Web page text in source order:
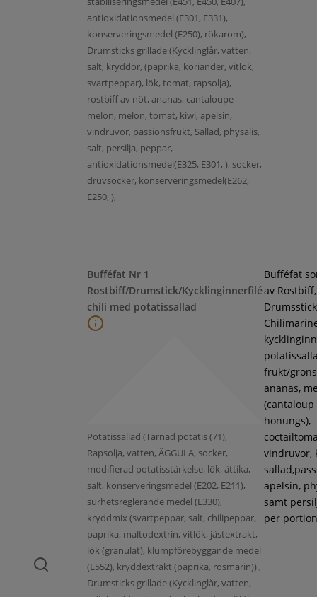
antioxidationsmedel (E301, E331),
konserveringsmedel (E250), rökarom),
Drumsticks grillade (Kycklinglår, vatten,
salt, kryddor, (paprika, koriander, vitlök,
svartpeppar), lök, tomat, rapsolja),
rostbiff av nöt, ananas, cantaloupe
melon, melon, tomat, kiwi, apelsin,
vindruvor, passionsfrukt, Sallad, physalis,
salt, persilja, peppar,
antioxidationsmedel(E325, E301, ), socker,
druvsocker, konserveringsmedel(E262,
E250, ),
Bufféfat Nr 1
Rostbiff/Drumstick/Kycklinginnerfilé
chili med potatissallad
Potatissallad (Tärnad potatis (71),
Rapsolja, vatten, ÄGGULA, socker,
modifierad potatisstärkelse, lök, ättika,
salt, konserveringsmedel (E202, E211),
surhetsreglerande medel (E330),
kryddmix (svartpeppar, salt, chilipeppar,
paprika, maltodextrin, vitlök, jästextrakt,
lök (granulat), klumpförebyggande medel
(E552), kryddextrakt (paprika, rosmarin)).,
Drumsticks grillade (Kycklinglår, vatten,
Bufféfat
av Rostbiff,
frukt/
ananas,
(cantaloup
honungs),
vindruvor,
apelsin,
samt
per